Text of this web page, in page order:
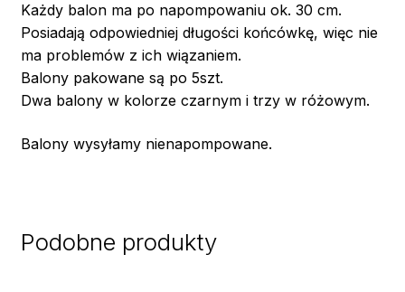
Każdy balon ma po napompowaniu ok. 30 cm.
Posiadają odpowiedniej długości końcówkę, więc nie
ma problemów z ich wiązaniem.
Balony pakowane są po 5szt.
Dwa balony w kolorze czarnym i trzy w różowym.
Balony wysyłamy nienapompowane.
Podobne produkty